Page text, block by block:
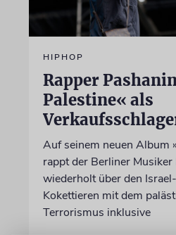
HIPHOP
Rapper
Palestine« als
Auf seinem neuen Album
rappt der Berliner Musiker
wiederholt über den
Kokettieren mit dem
Terrorismus inklusive